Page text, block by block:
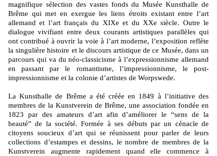
magnifique sélection des vastes fonds du Musée Kunsthalle de
Brême qui met en exergue les liens étroits existant entre l’art
allemand et l’art français du XIXe et du XXe siècle. Outre le
dialogue vivifiant entre deux courants artistiques parallèles qui
ont contribué à ouvrir la voie à l’art moderne, l’exposition reflète
la singulière histoire et le discours artistique de ce Musée, dans un
parcours qui va du néo-classicisme à l’expressionnisme allemand
en passant par le romantisme, l’impressionnisme, le post-
impressionnisme et la colonie d’artistes de Worpswede.
La Kunsthalle de Brême a été créée en 1849 à l’initiative des
membres de la Kunstverein de Brême, une association fondée en
1823 par des amateurs d’art afin d’améliorer le “sens de la
beauté” de la société. Formée à ses débuts par un cénacle de
citoyens soucieux d’art qui se réunissent pour parler de leurs
collections d’estampes et dessins, le nombre de membres de la
Kunstverein augmente rapidement quand elle commence à